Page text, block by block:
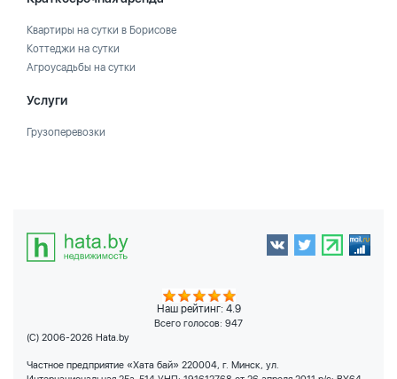
Квартиры на сутки в Борисове
Коттеджи на сутки
Агроусадьбы на сутки
Услуги
Грузоперевозки
Наш рейтинг: 4.9
Всего голосов: 947
(C) 2006-2026 Hata.by
Частное предприятие «Хата бай» 220004, г. Минск, ул.